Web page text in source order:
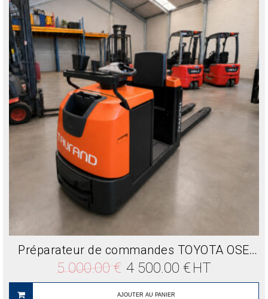
Préparateur de commandes TOYOTA OSE250 2500 Kg
5 000.00€
Le
prix
initial
était :
4 500.00 € Le
prix
actuel
HT
AJOUTER AU PANIER